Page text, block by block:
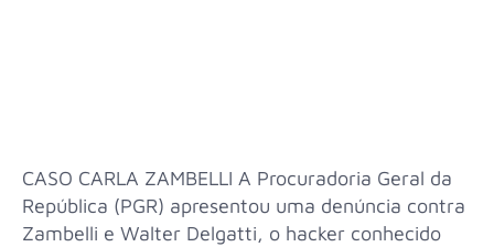
CASO CARLA ZAMBELLI A Procuradoria Geral da
República (PGR) apresentou uma denúncia contra
Zambelli e Walter Delgatti, o hacker conhecido